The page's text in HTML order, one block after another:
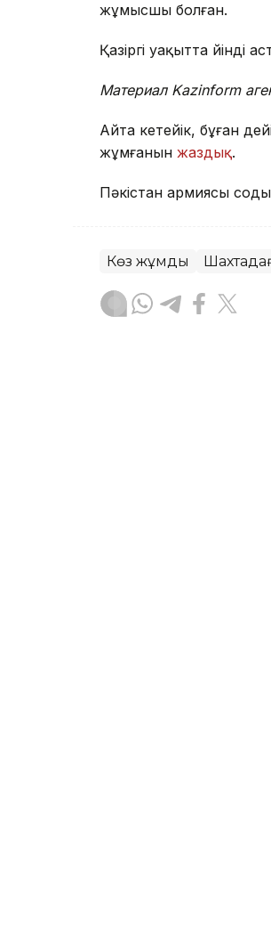
жұмысшы болған.
Қазіргі уақытта үйінді
Материал Kazinform
Айта кетейік, бұған
жұмғанын жаздық.
Пәкістан армиясы
Көз жұмды